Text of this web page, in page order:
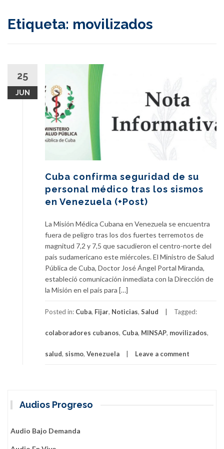
Etiqueta: movilizados
25
JUN
Cuba confirma seguridad de su
personal médico tras los sismos
en Venezuela (+Post)
La Misión Médica Cubana en Venezuela se encuentra
fuera de peligro tras los dos fuertes terremotos de
magnitud 7,2 y 7,5 que sacudieron el centro-norte del
país sudamericano este miércoles. El Ministro de Salud
Pública de Cuba, Doctor José Ángel Portal Miranda,
estableció comunicación inmediata con la Dirección de
la Misión en el país para […]
Posted in: Cuba, Fijar, Noticias, Salud Tagged:
colaboradores cubanos, Cuba, MINSAP, movilizados,
salud, sismo, Venezuela Leave a comment
Audios Progreso
Audio Bajo Demanda